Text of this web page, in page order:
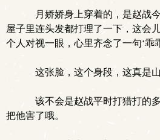
月娇娇身上穿着的，是赵战
屋子里连头发都打理了一下，这会
个人对视一眼，心里齐念了一句‘乖
这张脸，这个身段，这真是
该不会是赵战平时打猎打的
把他害了哦。